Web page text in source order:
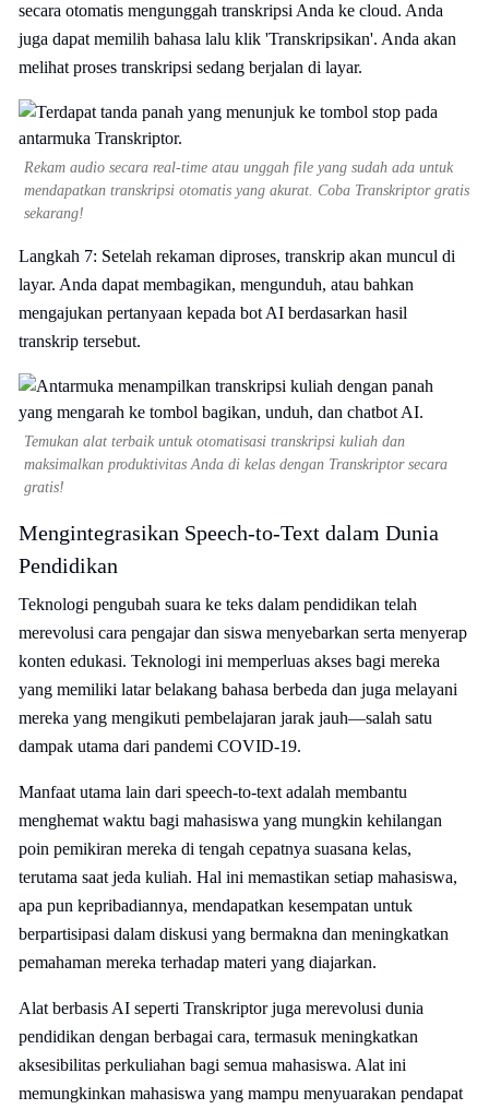
secara otomatis mengunggah transkripsi Anda ke cloud. Anda
juga dapat memilih bahasa lalu klik 'Transkripsikan'. Anda akan
melihat proses transkripsi sedang berjalan di layar.
Rekam audio secara real-time atau unggah file yang sudah ada untuk
mendapatkan transkripsi otomatis yang akurat. Coba Transkriptor gratis
sekarang!
Langkah 7: Setelah rekaman diproses, transkrip akan muncul di
layar. Anda dapat membagikan, mengunduh, atau bahkan
mengajukan pertanyaan kepada bot AI berdasarkan hasil
transkrip tersebut.
Temukan alat terbaik untuk otomatisasi transkripsi kuliah dan
maksimalkan produktivitas Anda di kelas dengan Transkriptor secara
gratis!
Mengintegrasikan Speech-to-Text dalam Dunia
Pendidikan
Teknologi pengubah suara ke teks dalam pendidikan telah
merevolusi cara pengajar dan siswa menyebarkan serta menyerap
konten edukasi. Teknologi ini memperluas akses bagi mereka
yang memiliki latar belakang bahasa berbeda dan juga melayani
mereka yang mengikuti pembelajaran jarak jauh—salah satu
dampak utama dari pandemi COVID-19.
Manfaat utama lain dari speech-to-text adalah membantu
menghemat waktu bagi mahasiswa yang mungkin kehilangan
poin pemikiran mereka di tengah cepatnya suasana kelas,
terutama saat jeda kuliah. Hal ini memastikan setiap mahasiswa,
apa pun kepribadiannya, mendapatkan kesempatan untuk
berpartisipasi dalam diskusi yang bermakna dan meningkatkan
pemahaman mereka terhadap materi yang diajarkan.
Alat berbasis AI seperti Transkriptor juga merevolusi dunia
pendidikan dengan berbagai cara, termasuk meningkatkan
aksesibilitas perkuliahan bagi semua mahasiswa. Alat ini
memungkinkan mahasiswa yang mampu menyuarakan pendapat